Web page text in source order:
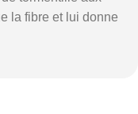
la fibre et lui donne